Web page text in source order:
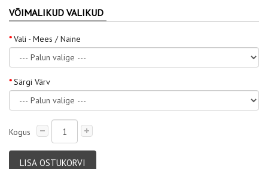
VÕIMALIKUD VALIKUD
Vali - Mees / Naine
Särgi Värv
Kogus
LISA OSTUKORVI